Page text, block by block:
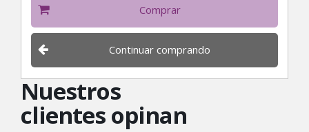
Comprar
Continuar comprando
Nuestros
clientes opinan